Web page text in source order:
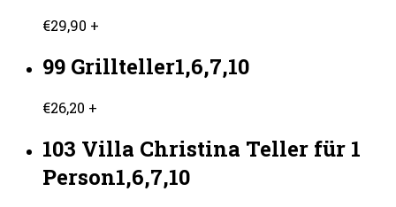
€29,90 +
99 Grillteller1,6,7,10
€26,20 +
103 Villa Christina Teller für 1
Person1,6,7,10